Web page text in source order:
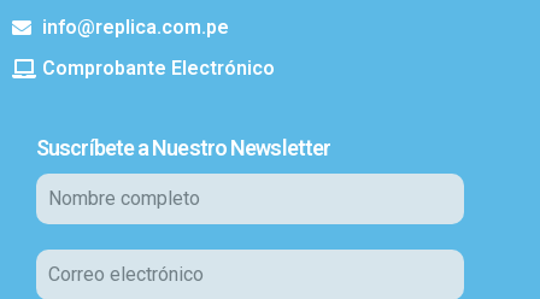
info@replica.com.pe
Comprobante Electrónico
Suscríbete a Nuestro Newsletter